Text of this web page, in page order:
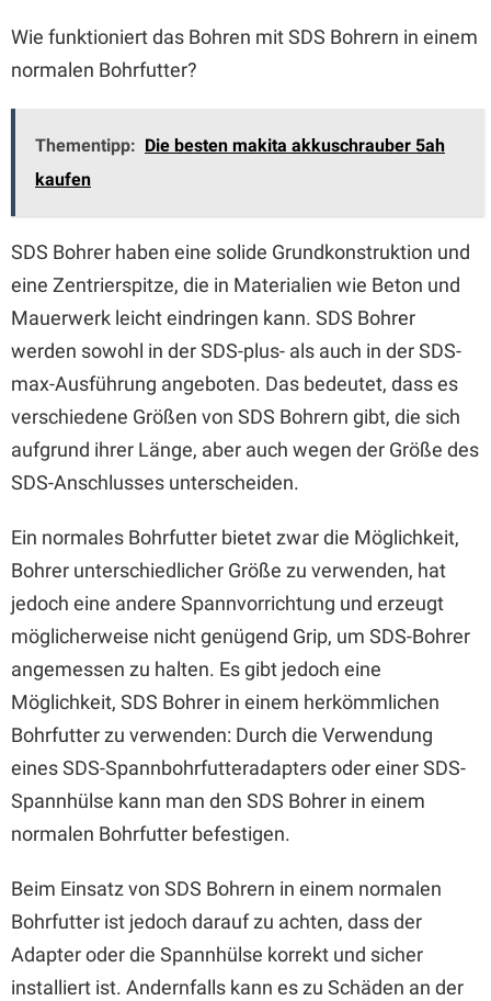
Wie funktioniert das Bohren mit SDS Bohrern in einem
normalen Bohrfutter?
Thementipp: Die besten makita akkuschrauber 5ah
kaufen
SDS Bohrer haben eine solide Grundkonstruktion und
eine Zentrierspitze, die in Materialien wie Beton und
Mauerwerk leicht eindringen kann. SDS Bohrer
werden sowohl in der SDS-plus- als auch in der SDS-
max-Ausführung angeboten. Das bedeutet, dass es
verschiedene Größen von SDS Bohrern gibt, die sich
aufgrund ihrer Länge, aber auch wegen der Größe des
SDS-Anschlusses unterscheiden.
Ein normales Bohrfutter bietet zwar die Möglichkeit,
Bohrer unterschiedlicher Größe zu verwenden, hat
jedoch eine andere Spannvorrichtung und erzeugt
möglicherweise nicht genügend Grip, um SDS-Bohrer
angemessen zu halten. Es gibt jedoch eine
Möglichkeit, SDS Bohrer in einem herkömmlichen
Bohrfutter zu verwenden: Durch die Verwendung
eines SDS-Spannbohrfutteradapters oder einer SDS-
Spannhülse kann man den SDS Bohrer in einem
normalen Bohrfutter befestigen.
Beim Einsatz von SDS Bohrern in einem normalen
Bohrfutter ist jedoch darauf zu achten, dass der
Adapter oder die Spannhülse korrekt und sicher
installiert ist. Andernfalls kann es zu Schäden an der